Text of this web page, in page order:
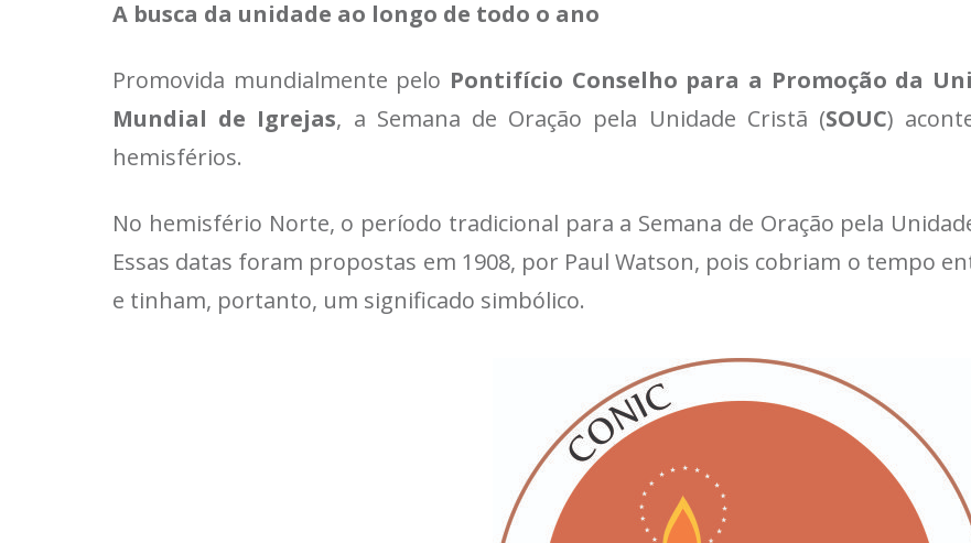
A busca da unidade ao longo de todo o ano
Promovida mundialmente pelo Pontifício Conselho para a Promoção da
Mundial de Igrejas, a Semana de Oração pela Unidade Cristã (SOUC)
hemisférios.
No hemisfério Norte, o período tradicional para a Semana de Oração pela
Essas datas foram propostas em 1908, por Paul Watson, pois cobriam o tempo
e tinham, portanto, um significado simbólico.